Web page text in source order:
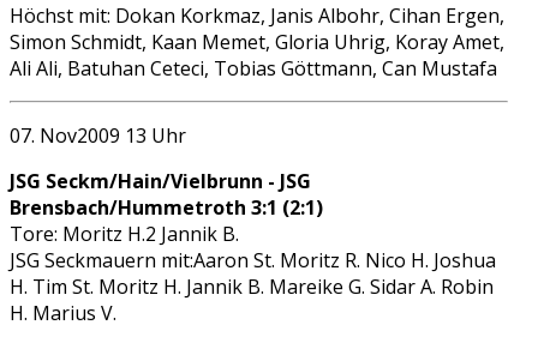
Höchst mit: Dokan Korkmaz, Janis Albohr, Cihan Ergen,
Simon Schmidt, Kaan Memet, Gloria Uhrig, Koray Amet,
Ali Ali, Batuhan Ceteci, Tobias Göttmann, Can Mustafa
07. Nov2009 13 Uhr
JSG Seckm/Hain/Vielbrunn - JSG
Brensbach/Hummetroth 3:1 (2:1)
Tore: Moritz H.2 Jannik B.
JSG Seckmauern mit:Aaron St. Moritz R. Nico H. Joshua
H. Tim St. Moritz H. Jannik B. Mareike G. Sidar A. Robin
H. Marius V.